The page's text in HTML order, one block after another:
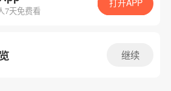
App免费看
7天免费看
打开APP
继续